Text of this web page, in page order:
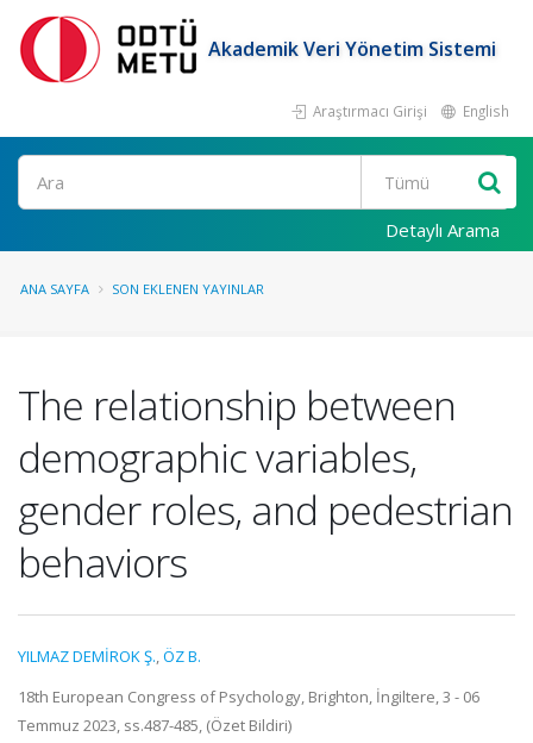
Akademik Veri Yönetim Sistemi
Araştırmacı Girişi English
Ara
Detaylı Arama
ANA SAYFA SON EKLENEN YAYINLAR
The relationship between
demographic variables,
gender roles, and pedestrian
behaviors
YILMAZ DEMİROK Ş.,ÖZ B.
18th European Congress of Psychology, Brighton, İngiltere, 3 - 06
Temmuz 2023, ss.487-485, (Özet Bildiri)